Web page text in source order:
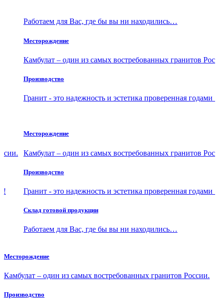
Работаем для Вас, где бы вы ни находились…
Месторождение
Камбулат – один из самых востребованных гранитов
Производство
Гранит - это надежность и эстетика проверенная годами !
Работаем для Вас, где бы вы ни находились…
Месторождение
Камбулат – один из самых востребованных гранитов
Производство
Гранит - это надежность и эстетика проверенная годами !
Склад готовой продукции
!
Месторождение
Камбулат – один из самых востребованных гранитов
Производство
Гранит - это надежность и эстетика проверенная годами !
Склад готовой продукции
Работаем для Вас, где бы вы ни находились…
Месторождение
Камбулат – один из самых востребованных гранитов России.
Производство